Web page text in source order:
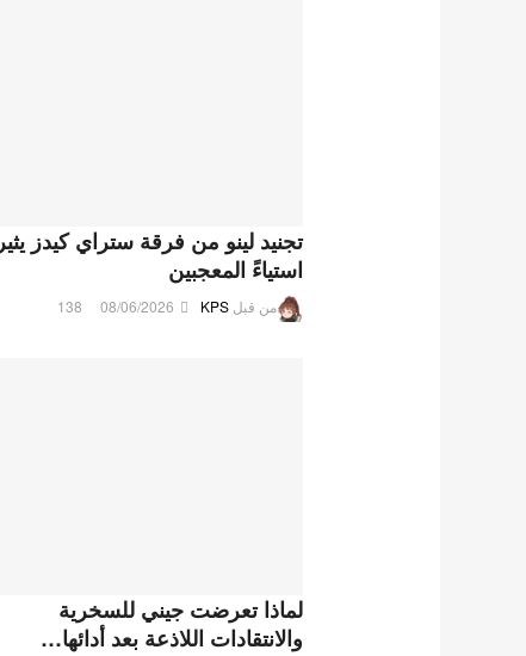
تجنيد لينو من فرقة ستراي كيدز يثير
استياءً المعجبين
من قبل KPS
08/06/2026
138
لماذا تعرضت جيني للسخرية
والانتقادات اللاذعة بعد أدائها…